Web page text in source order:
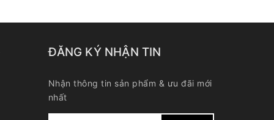
ĐĂNG KÝ NHẬN TIN
Nhận thông tin sản phẩm & ưu đãi mới
nhất